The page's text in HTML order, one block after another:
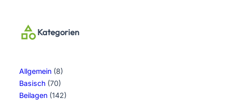
Kategorien
Allgemein (8)
Basisch (70)
Beilagen (142)